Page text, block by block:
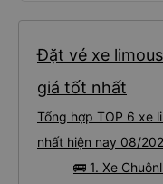
Đặt vé xe
giá tốt nhất
Tổng hợp TOP 6 xe
nhất hiện nay 08/
🚌 1. Xe